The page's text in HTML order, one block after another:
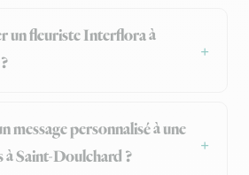
un fleuriste Interflora à
message personnalisé à une
à Saint-Doulchard ?